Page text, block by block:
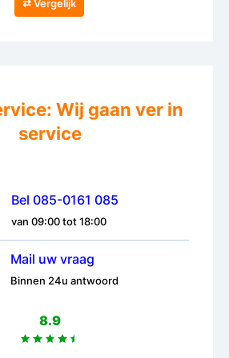
⇄ Vergelijk
Wij gaan ver in
service
Bel 085-0161 085
van 09:00 tot 18:00
Mail uw vraag
Binnen 24u antwoord
8.9